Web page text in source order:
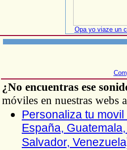
Opa yo viaze un
¿No encuentras ese
móviles en nuestras webs
Personaliza tu
España,
Salvador,